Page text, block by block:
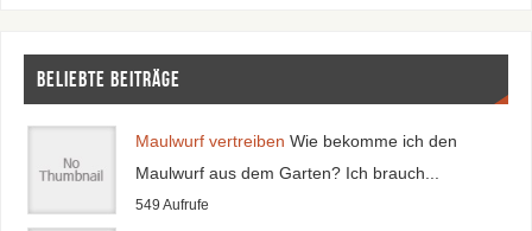
Beliebte Beiträge
Maulwurf vertreiben Wie bekomme ich den
Maulwurf aus dem Garten? Ich brauch...
549 Aufrufe